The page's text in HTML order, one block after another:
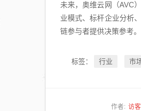
未来，奥维云网（AVC
业模式、标杆企业分析
链参与者提供决策参考。
标签： 行业 市
作者: 访客